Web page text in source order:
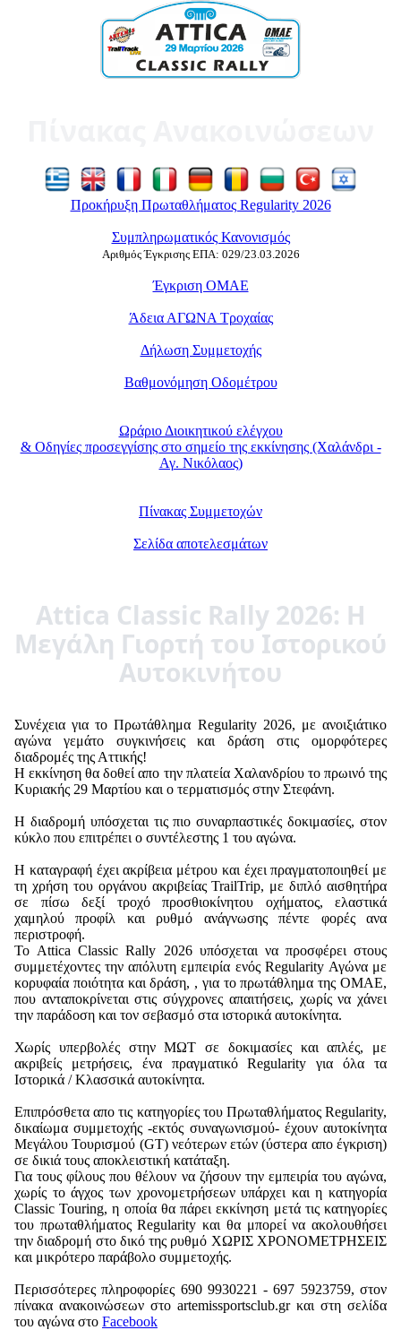
Προκήρυξη Πρωταθλήματος Regularity 2026
Συμπληρωματικός Κανονισμός
Αριθμός Έγκρισης ΕΠΑ: 029/23.03.2026
Έγκριση ΟΜΑΕ
Άδεια ΑΓΩΝΑ Τροχαίας
Δήλωση Συμμετοχής
Βαθμονόμηση Οδομέτρου
Ωράριο Διοικητικού ελέγχου
& Οδηγίες προσεγγίσης στο σημείο της εκκίνησης (Χαλάνδρι -
Αγ. Νικόλαος)
Πίνακας Συμμετοχών
Σελίδα αποτελεσμάτων
Attica Classic Rally 2026: Η
Μεγάλη Γιορτή του Ιστορικού
Αυτοκινήτου
Συνέχεια για το Πρωτάθλημα Regularity 2026, με ανοιξιάτικο
αγώνα γεμάτο συγκινήσεις και δράση στις ομορφότερες
διαδρομές της Αττικής!
Η εκκίνηση θα δοθεί απο την πλατεία Χαλανδρίου το πρωινό της
Κυριακής 29 Μαρτίου και ο τερματισμός στην Στεφάνη.
Η διαδρομή υπόσχεται τις πιο συναρπαστικές δοκιμασίες, στον
κύκλο που επιτρέπει ο συντέλεστης 1 του αγώνα.
Η καταγραφή έχει ακρίβεια μέτρου και έχει πραγματοποιηθεί με
τη χρήση του οργάνου ακριβείας TrailTrip, με διπλό αισθητήρα
σε πίσω δεξί τροχό προσθιοκίνητου οχήματος, ελαστικά
χαμηλού προφίλ και ρυθμό ανάγνωσης πέντε φορές ανα
περιστροφή.
Το Attica Classic Rally 2026 υπόσχεται να προσφέρει στους
συμμετέχοντες την απόλυτη εμπειρία ενός Regularity Αγώνα με
κορυφαία ποιότητα και δράση, , για το πρωτάθλημα της ΟΜΑΕ,
που ανταποκρίνεται στις σύγχρονες απαιτήσεις, χωρίς να χάνει
την παράδοση και τον σεβασμό στα ιστορικά αυτοκίνητα.
Χωρίς υπερβολές στην ΜΩΤ σε δοκιμασίες και απλές, με
ακριβείς μετρήσεις, ένα πραγματικό Regularity για όλα τα
Ιστορικά / Κλασσικά αυτοκίνητα.
Επιπρόσθετα απο τις κατηγορίες του Πρωταθλήματος Regularity,
δικαίωμα συμμετοχής -εκτός συναγωνισμού- έχουν αυτοκίνητα
Μεγάλου Τουρισμού (GT) νεότερων ετών (ύστερα απο έγκριση)
σε δικιά τους αποκλειστική κατάταξη.
Για τους φίλους που θέλουν να ζήσουν την εμπειρία του αγώνα,
χωρίς το άγχος των χρονομετρήσεων υπάρχει και η κατηγορία
Classic Touring, η οποία θα πάρει εκκίνηση μετά τις κατηγορίες
του πρωταθλήματος Regularity και θα μπορεί να ακολουθήσει
την διαδρομή στο δικό της ρυθμό ΧΩΡΙΣ ΧΡΟΝΟΜΕΤΡΗΣΕΙΣ
και μικρότερο παράβολο συμμετοχής.
Περισσότερες πληροφορίες 690 9930221 - 697 5923759, στον
πίνακα ανακοινώσεων στο artemissportsclub.gr και στη σελίδα
του αγώνα στο Facebook